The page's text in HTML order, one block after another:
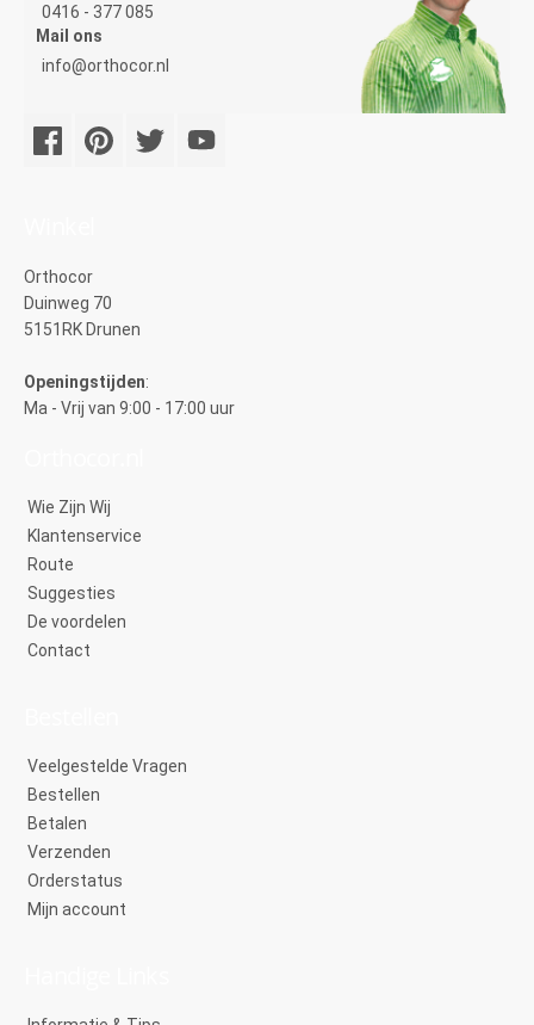
0416 - 377 085
Mail ons
info@orthocor.nl
Orthocor
Duinweg 70
5151RK Drunen
Openingstijden:
Ma - Vrij van 9:00 - 17:00 uur
Wie Zijn Wij
Klantenservice
Route
Suggesties
De voordelen
Contact
Veelgestelde Vragen
Bestellen
Betalen
Verzenden
Orderstatus
Mijn account